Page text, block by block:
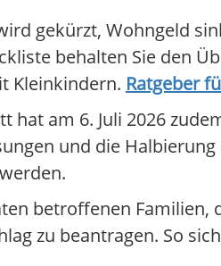
gekürzt, Wohngeld
behalten Sie den
Kleinkindern. Ratgeber
hat am 6. Juli 2026
und die
betroffenen Familien,
zu beantragen. So